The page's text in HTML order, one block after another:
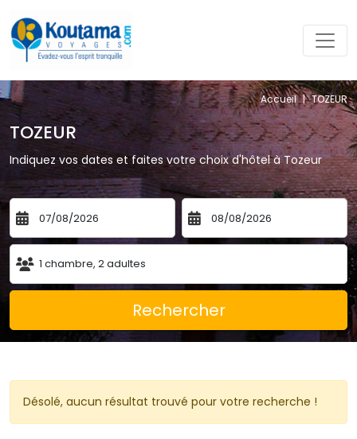
Accueil | TOZEUR
TOZEUR
Indiquez vos dates et faites votre choix d'hôtel à Tozeur
1 chambre, 2adultes
Rechercher
Désolé, aucun résultat trouvé pour votre recherche !